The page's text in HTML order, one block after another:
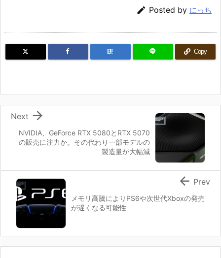
 Posted by にっち
B! Copy
NVIDIA、GeForce RTX 5080とRTX 5070
の販売に注力か。その代わり一部モデルの
製造量が大幅減

Next
メモリ高騰によりPS6や次世代Xboxの発売
が遅くなる可能性
 Prev